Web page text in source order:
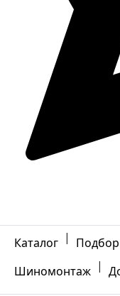
Каталог |
Шиномонтаж |